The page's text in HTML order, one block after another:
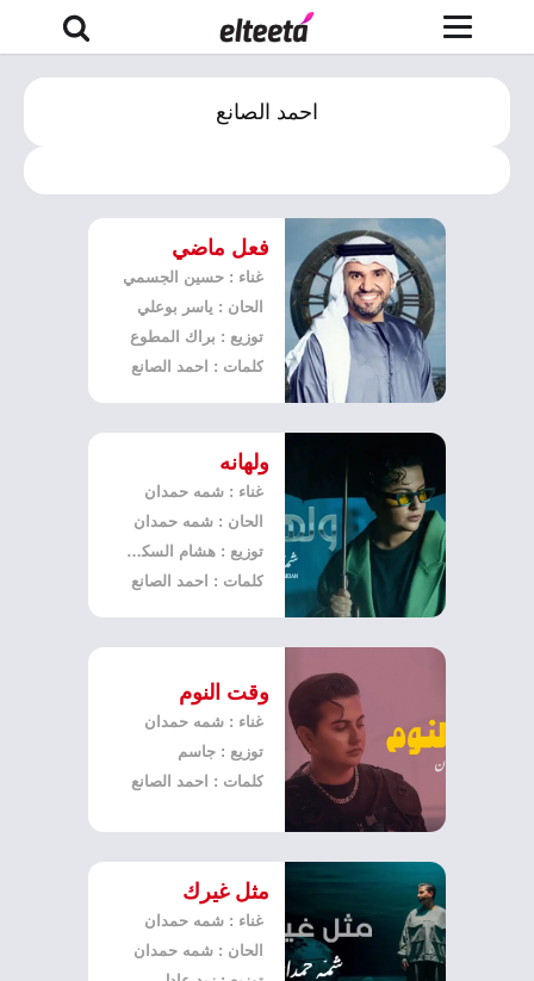
احمد الصانع
فعل ماضي
غناء : حسين الجسمي
الحان : ياسر بوعلي
توزيع : براك المطوع
كلمات : احمد الصانع
ولهانه
غناء : شمه حمدان
الحان : شمه حمدان
توزيع : هشام السكران
كلمات : احمد الصانع
وقت النوم
غناء : شمه حمدان
توزيع : جاسم
كلمات : احمد الصانع
مثل غيرك
غناء : شمه حمدان
الحان : شمه حمدان